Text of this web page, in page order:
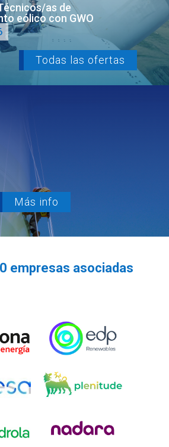
as de
eólico con GWO
Todas las ofertas
Más info
empresas asociadas